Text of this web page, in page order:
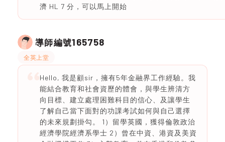
濟 HL 7 分，可以馬上開始
導師編號165758
全英上堂
Hello, 我是顧sir，擁有5年金融界工作經驗。我
能結合教育和社會資歷的體會，與學生辨清方
向目標、建立處理困難科目的信心、及讓學生
了解自己當下面對的功課考試如何與自己選擇
的未來規劃掛勾。 1）留學英國，獲得倫敦政治
經濟學院經濟系學士 2）曾在中資、港資及美資